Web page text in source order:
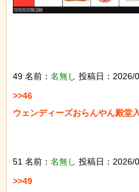
49 名前： 名無し 投稿日：2026/
>>46
ウェンディーズおらんやん殿堂
51 名前： 名無し 投稿日：2026/
>>49